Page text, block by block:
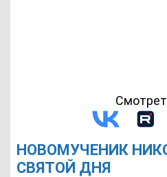
НОВОМУЧЕНИК
СВЯТОЙ ДНЯ